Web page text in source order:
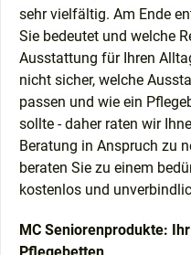
sehr vielfältig. Am Ende
Sie bedeutet und welche
Ausstattung für Ihren
nicht sicher, welche
passen und wie ein
sollte - daher raten wir
Beratung in Anspruch zu
beraten Sie zu einem
kostenlos und
MC Seniorenprodukte: